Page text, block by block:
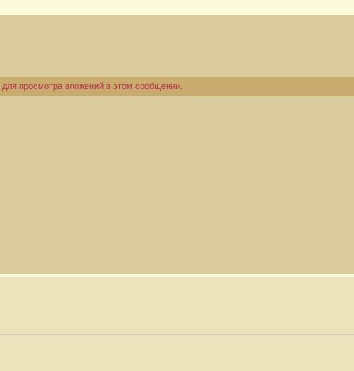
просмотра вложений в этом сообщении.